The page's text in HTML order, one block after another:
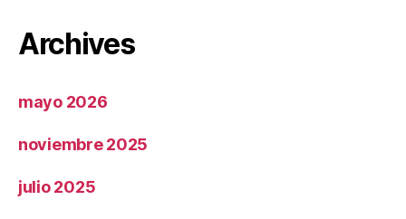
Archives
mayo 2026
noviembre 2025
julio 2025